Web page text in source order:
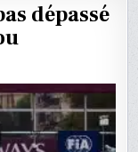
dépassé